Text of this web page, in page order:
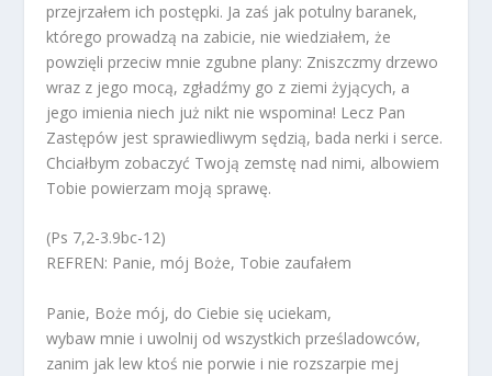
przejrzałem ich postępki. Ja zaś jak potulny baranek,
którego prowadzą na zabicie, nie wiedziałem, że
powzięli przeciw mnie zgubne plany: Zniszczmy drzewo
wraz z jego mocą, zgładźmy go z ziemi żyjących, a
jego imienia niech już nikt nie wspomina! Lecz Pan
Zastępów jest sprawiedliwym sędzią, bada nerki i serce.
Chciałbym zobaczyć Twoją zemstę nad nimi, albowiem
Tobie powierzam moją sprawę.
(Ps 7,2-3.9bc-12)
REFREN: Panie, mój Boże, Tobie zaufałem
Panie, Boże mój, do Ciebie się uciekam,
wybaw mnie i uwolnij od wszystkich prześladowców,
zanim jak lew ktoś nie porwie i nie rozszarpie mej